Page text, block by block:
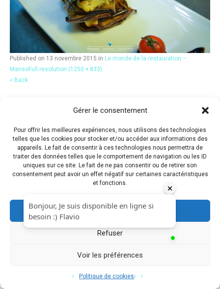
Gérer le consentement
Pour offrir les meilleures expériences, nous utilisons des technologies
telles que les cookies pour stocker et/ou accéder aux informations des
appareils. Le fait de consentir à ces technologies nous permettra de
traiter des données telles que le comportement de navigation ou les ID
uniques sur ce site. Le fait de ne pas consentir ou de retirer son
consentement peut avoir un effet négatif sur certaines caractéristiques
et fonctions.
Accepter
Refuser
Voir les préférences
Politique de cookies
Published on 13 novembre 2015 in Le monde de la restauration –
MansoFull resolution (1250 × 833)
« Back
Copyright © 2017 Flavio Da Costa. All Rights Reserved.